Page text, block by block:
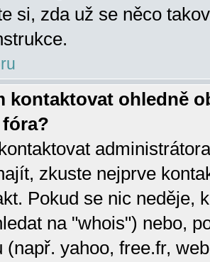
si, zda už se něco
kontaktovat ohledně
zkuste nejprve
Pokud se nic neděje,
na "whois") nebo,
(např. yahoo, free.fr,